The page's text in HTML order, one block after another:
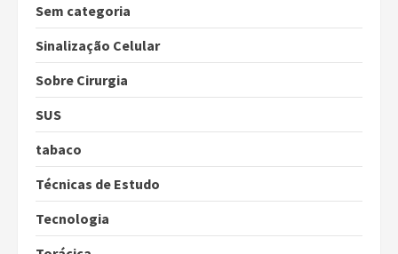
Sem categoria
Sinalização Celular
Sobre Cirurgia
SUS
tabaco
Técnicas de Estudo
Tecnologia